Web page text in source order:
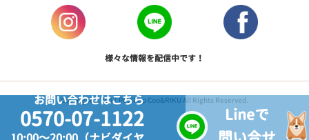
お問い合わせはこちら
0570-07-1122
Lineで
様々な情報を配信中です！
Copyright © 2017 PetShop Coo&RIKU All Rights Reserved.